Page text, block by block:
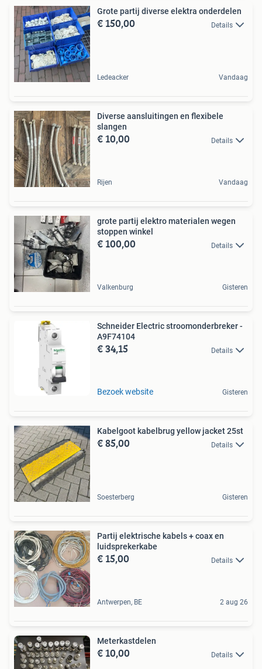
Grote partij diverse elektra onderdelen
€ 150,00 Details
Ledeacker Vandaag
Diverse aansluitingen en flexibele
slangen
€ 10,00 Details
Rijen Vandaag
grote partij elektro materialen wegen
stoppen winkel
€ 100,00 Details
Valkenburg Gisteren
Schneider Electric stroomonderbreker -
A9F74104
€ 34,15 Details
Bezoek website Gisteren
Kabelgoot kabelbrug yellow jacket 25st
€ 85,00 Details
Soesterberg Gisteren
Partij elektrische kabels + coax en
luidsprekerkabe
€ 15,00 Details
Antwerpen, BE 2 aug 26
Meterkastdelen
€ 10,00 Details